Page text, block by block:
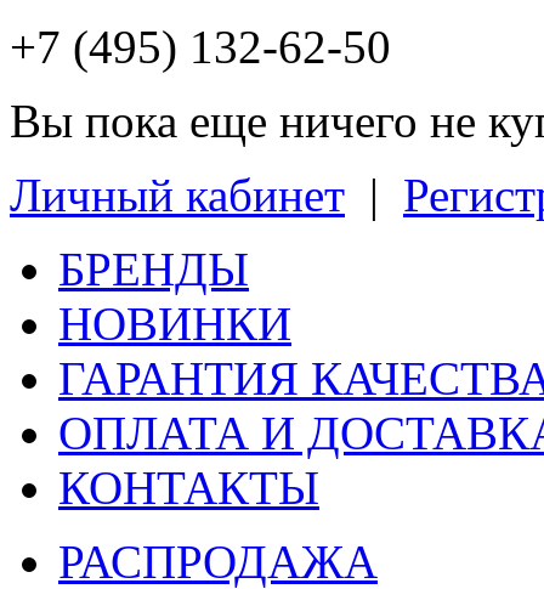
+7 (495) 132-62-50
Вы пока еще ничего не
Личный кабинет |
БРЕНДЫ
НОВИНКИ
ГАРАНТИЯ
ОПЛАТА И
КОНТАКТЫ
РАСПРОДАЖА